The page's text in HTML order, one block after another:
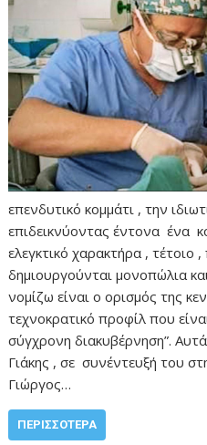
επενδυτικό κομμάτι , την
επιδεικνύοντας έντονα ένα
ελεγκτικό χαρακτήρα ,
δημιουργούνται μονοπώλια
νομίζω είναι ο ορισμός της
τεχνοκρατικό προφίλ που
σύγχρονη διακυβέρνηση”.
Γιάκης , σε συνέντευξή του
Γιώργος…
ΠΕΡΙΣΣΌΤΕΡΑ